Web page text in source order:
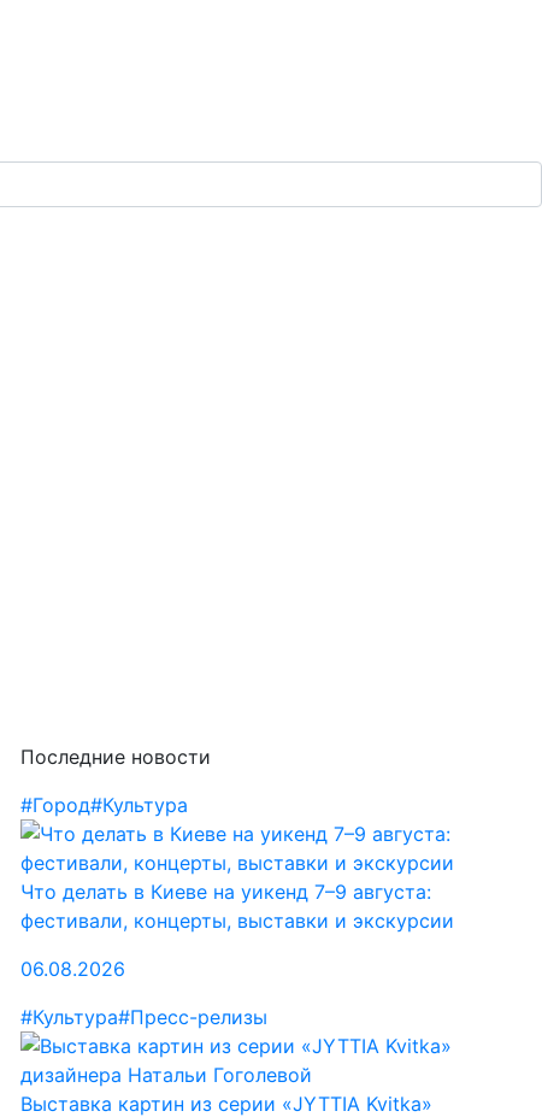
Последние новости
#Город#Культура
Что делать в Киеве на уикенд 7–9 августа:
фестивали, концерты, выставки и экскурсии
06.08.2026
#Культура#Пресс-релизы
Выставка картин из серии «JYTTIA Kvitka»